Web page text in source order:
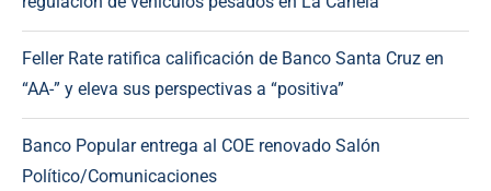
Feller Rate ratifica calificación de Banco Santa Cruz en
“AA-” y eleva sus perspectivas a “positiva”
Banco Popular entrega al COE renovado Salón
Político/Comunicaciones